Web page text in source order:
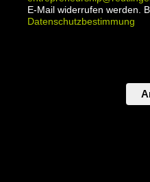
E-Mail widerrufen werden.
Datenschutzbestimmung